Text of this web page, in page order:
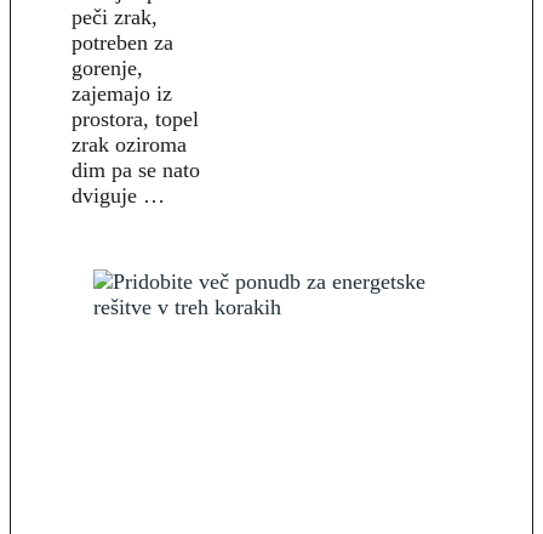
peči zrak,
potreben za
gorenje,
zajemajo iz
prostora, topel
zrak oziroma
dim pa se nato
dviguje …